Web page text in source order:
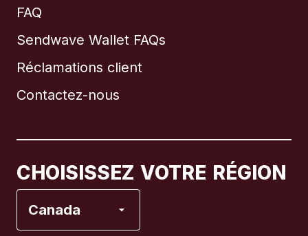
FAQ
Sendwave Wallet FAQs
Réclamations client
Contactez-nous
CHOISISSEZ VOTRE RÉGION
Canada
Brésil